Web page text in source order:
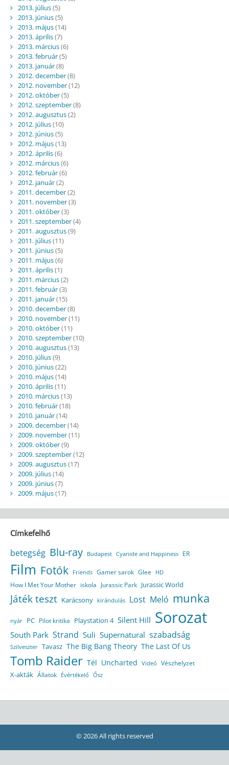
2013. július(5)
2013. június(5)
2013. május(14)
2013. április(7)
2013. március(6)
2013. február(5)
2013. január(8)
2012. december(8)
2012. november(12)
2012. október(5)
2012. szeptember(8)
2012. augusztus(2)
2012. július(10)
2012. június(5)
2012. május(13)
2012. április(6)
2012. március(6)
2012. február(6)
2012. január(2)
2011. december(2)
2011. november(3)
2011. október(3)
2011. szeptember(4)
2011. augusztus(9)
2011. július(11)
2011. június(5)
2011. május(6)
2011. április(1)
2011. március(2)
2011. február(3)
2011. január(15)
2010. december(8)
2010. november(11)
2010. október(11)
2010. szeptember(10)
2010. augusztus(13)
2010. július(9)
2010. június(22)
2010. május(14)
2010. április(11)
2010. március(13)
2010. február(18)
2010. január(14)
2009. december(14)
2009. november(11)
2009. október(9)
2009. szeptember(12)
2009. augusztus(17)
2009. július(14)
2009. június(7)
2009. május(17)
Címkefelhő
betegség Blu-ray Budapest Cyanide and Happiness ER
Film Fotók Friends Gamer sarok Glee HD
How I Met Your Mother iskola Jurassic Park Jurassic World
Játék teszt Karácsony kirándulás Lost Meló munka
nyár PC Pilot kritika Playstation 4 Silent Hill Sorozat
South Park Strand Suli Supernatural szabadság
Szilveszter Tavasz The Big Bang Theory The Last Of Us
Tomb Raider Tél Uncharted Videó Vészhelyzet
X-akták Állatok Évértékelő Ősz
© 2026 All rights reserved